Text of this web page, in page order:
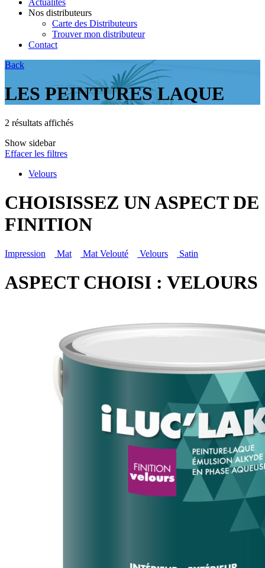
Actualités
Nos distributeurs
Carte des Distributeurs
Trouver mon distributeur
Contact
Back
LES PEINTURES LAQUE
2 résultats affichés
Show sidebar
Effacer les filtres
Velours
CHOISISSEZ UN ASPECT DE
FINITION
Impression Mat Mat Velouté Velours Satin
ASPECT CHOISI : VELOURS